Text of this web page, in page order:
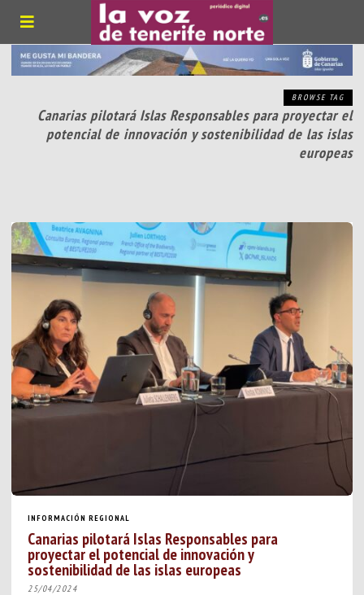
BROWSE TAG
Canarias pilotará Islas Responsables para proyectar el
potencial de innovación y sostenibilidad de las islas
europeas
INFORMACIÓN REGIONAL
Canarias pilotará Islas Responsables para
proyectar el potencial de innovación y
sostenibilidad de las islas europeas
25/04/2024